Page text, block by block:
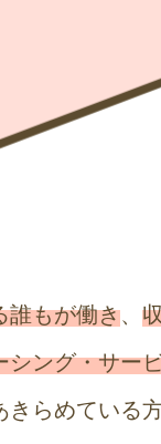
誰もが働き、
シング・サー
らめている